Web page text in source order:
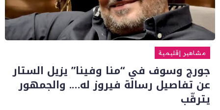
مشاهير إقليمية
جورج وسوف في “منا وفينا” يزيل الستار
عن تفاصيل رسالة فيروز له…. والجمهور
يترقّب